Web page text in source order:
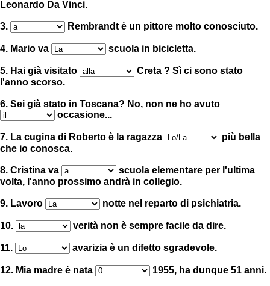
Leonardo Da Vinci.
3. Rembrandt è un pittore molto conosciuto.
4. Mario va scuola in bicicletta.
5. Hai già visitato
Creta ? Sì ci sono stato
l'anno scorso.
6. Sei già stato in Toscana? No, non ne ho avuto
occasione...
7. La cugina di Roberto è la ragazza
più bella
che io conosca.
8. Cristina va
scuola elementare per l'ultima
volta, l'anno prossimo andrà in collegio.
9. Lavoro notte nel reparto di psichiatria.
10. verità non è sempre facile da dire.
11. avarizia è un difetto sgradevole.
12. Mia madre è nata 1955, ha dunque 51 anni.